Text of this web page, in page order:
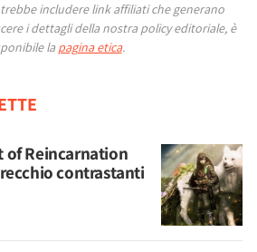
includere link affiliati che generano
i dettagli della nostra policy editoriale, è
la pagina etica.
of Reincarnation
contrastanti